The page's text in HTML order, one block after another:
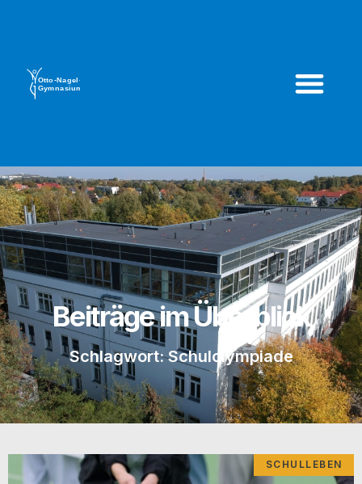
Beiträge im Überblick
Schlagwort: Schulolympiade
SCHULLEBEN